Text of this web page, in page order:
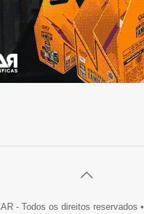
- Todos os direitos reservados •